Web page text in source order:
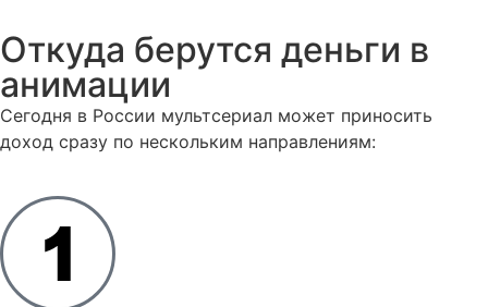
Откуда берутся деньги в
анимации
Сегодня в России мультсериал может приносить
доход сразу по нескольким направлениям: